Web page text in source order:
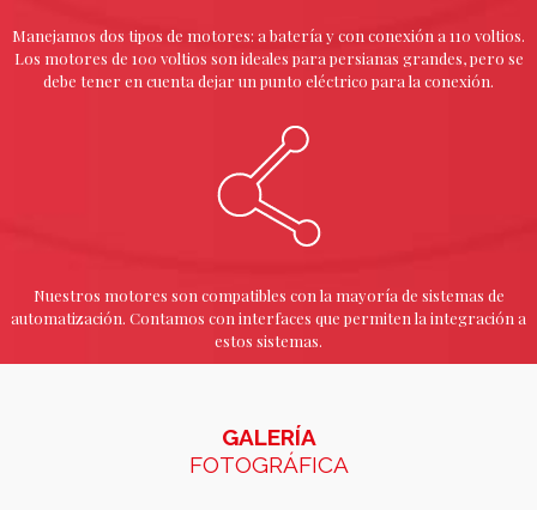
Manejamos dos tipos de motores: a batería y con conexión a 110 voltios.
Los motores de 100 voltios son ideales para persianas grandes, pero se
debe tener en cuenta dejar un punto eléctrico para la conexión.
Nuestros motores son compatibles con la mayoría de sistemas de
automatización. Contamos con interfaces que permiten la integración a
estos sistemas.
GALERÍA
FOTOGRÁFICA